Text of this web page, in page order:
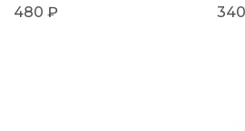
480 ₽